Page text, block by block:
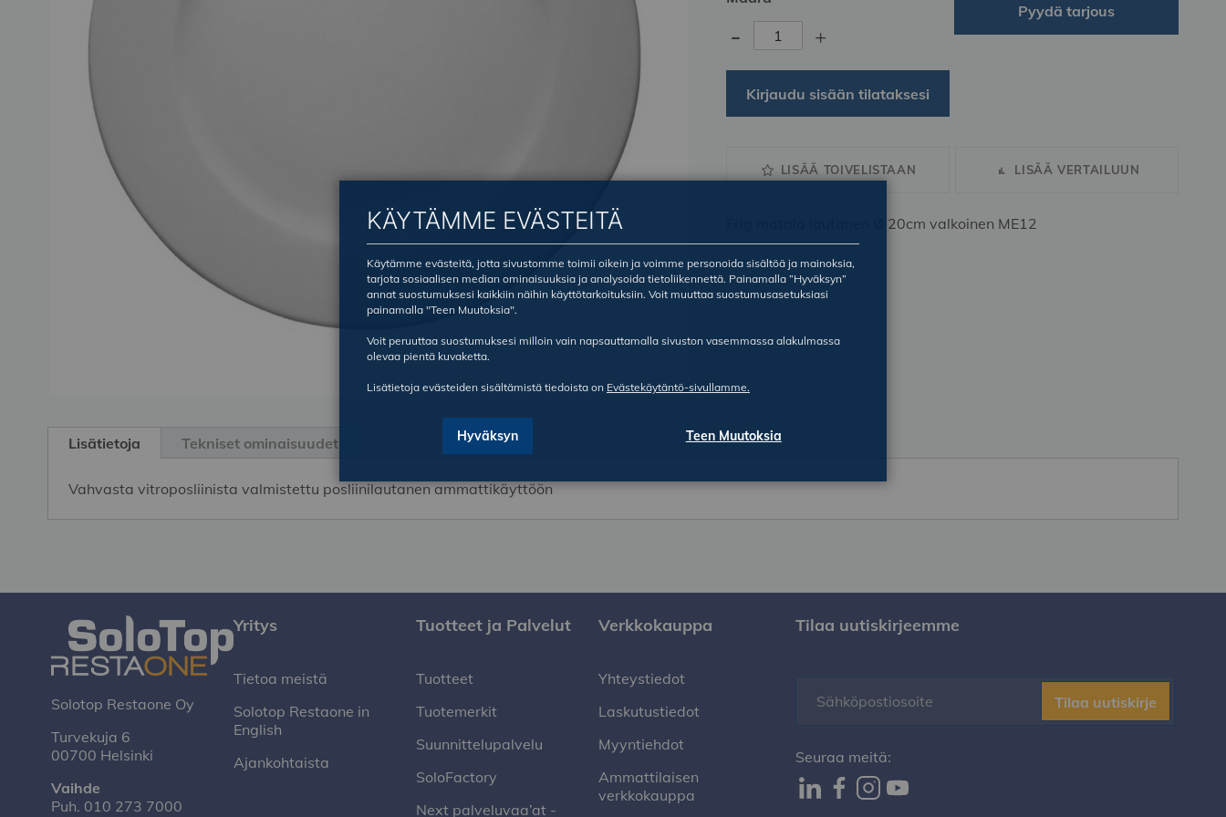
- +
Kirjaudu sisään tilataksesi
Pyydä tarjous
LISÄÄ TOIVELISTAAN LISÄÄ VERTAILUUN
Frig matala lautanen Ø 20cm valkoinen ME12
to
Lisätietoja
Vahvasta vitroposliinista valmistettu posliinilautanen ammattikäyttöön
Tekniset ominaisuudet
Solotop Restaone Oy
Turvekuja 6
00700 Helsinki
Vaihde
Puh. 010 273 7000
Yritys
Tietoa meistä
Solotop Restaone in
English
Ajankohtaista
Tuotteet ja Palvelut
Tuotteet
Tuotemerkit
Suunnittelupalvelu
SoloFactory
Next palveluvaa’at -
Verkkokauppa
Yhteystiedot
Laskutustiedot
Myyntiehdot
Ammattilaisen
verkkokauppa
Tilaa uutiskirjeemme
Tilaa uutiskirje
Seuraa meitä:
KÄYTÄMME EVÄSTEITÄ
Käytämme evästeitä, jotta sivustomme toimii oikein ja voimme personoida sisältöä ja mainoksia,
tarjota sosiaalisen median ominaisuuksia ja analysoida tietoliikennettä. Painamalla ”Hyväksyn”
annat suostumuksesi kaikkiin näihin käyttötarkoituksiin. Voit muuttaa suostumusasetuksiasi
painamalla "Teen Muutoksia".
Voit peruuttaa suostumuksesi milloin vain napsauttamalla sivuston vasemmassa alakulmassa
olevaa pientä kuvaketta.
Lisätietoja evästeiden sisältämistä tiedoista on Evästekäytäntö-sivullamme.
Hyväksyn Teen Muutoksia